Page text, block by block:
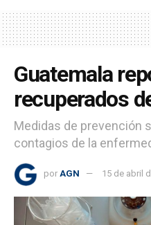
Guatemala
recuperados
Medidas de prevención
contagios de la
por AGN 15 de abril